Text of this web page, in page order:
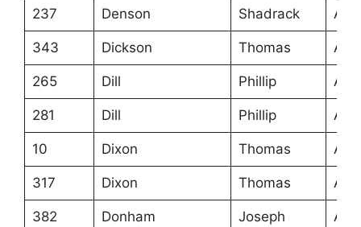
237 Denson Shadrack
343 Dickson Thomas
265 Dill Phillip
281 Dill Phillip
10 Dixon Thomas
317 Dixon Thomas
382 Donham Joseph